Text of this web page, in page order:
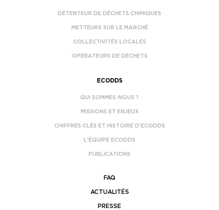
DÉTENTEUR DE DÉCHETS CHIMIQUES
METTEURS SUR LE MARCHÉ
COLLECTIVITÉS LOCALES
OPÉRATEURS DE DÉCHETS
ECODDS
QUI SOMMES-NOUS ?
MISSIONS ET ENJEUX
CHIFFRES CLÉS ET HISTOIRE D’ECODDS
L’ÉQUIPE ECODDS
PUBLICATIONS
FAQ
ACTUALITÉS
PRESSE